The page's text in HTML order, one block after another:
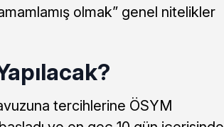
olmak” genel nitelikler
tercihlerine ÖSYM